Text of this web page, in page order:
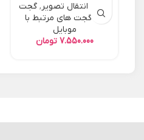
دانگل انتقال تصویر,گجت
ها گجت های مرتبط با
موبایل
تومان